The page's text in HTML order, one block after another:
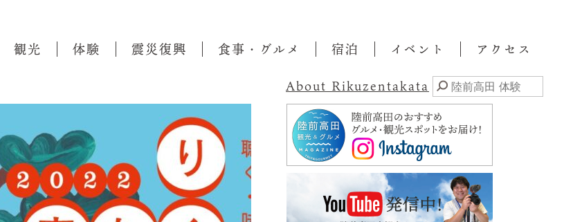
観光 体験 震災復興 食事・グルメ 宿泊 イベント アクセス
About Rikuzentakata